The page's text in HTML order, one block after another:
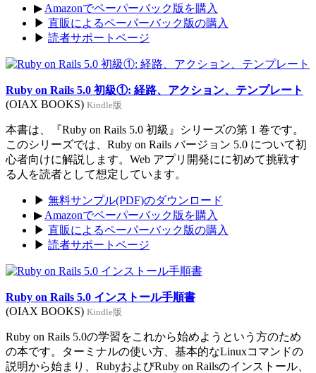
▶ Amazonでペーパーバック版を購入
▶ 直販によるペーパーバック版の購入
▶ 読者サポートページ
Ruby on Rails 5.0 初級①: 経路、アクション、テンプレート
(OIAX BOOKS) Kindle版
本書は、『Ruby on Rails 5.0 初級』シリーズの第 1 巻です。
このシリーズでは、Ruby on Rails バージョン 5.0 について初
心者向けに解説します。Web アプリ開発にに初めて挑戦す
る人を読者として想定しています。
▶ 無料サンプル(PDF)のダウンロード
▶ Amazonでペーパーバック版を購入
▶ 直販によるペーパーバック版の購入
▶ 読者サポートページ
Ruby on Rails 5.0 インストール手順書
(OIAX BOOKS) Kindle版
Ruby on Rails 5.0の学習をこれから始めようという方のため
の本です。ターミナルの使い方、基本的なLinuxコマンドの
説明から始まり、RubyおよびRuby on Railsのインストール、